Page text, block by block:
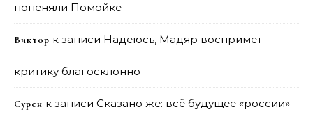
попеняли Помойке
Виктор к записи Надеюсь, Мадяр воспримет
критику благосклонно
Сурен к записи Сказано же: всё будущее «россии» –